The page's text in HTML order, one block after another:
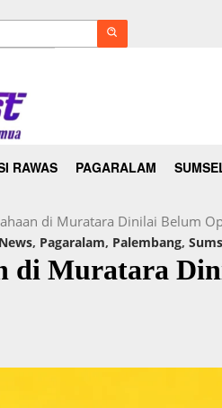
RAWAS PAGARALAM
di Muratara Dinilai Belum
News, Pagaralam, Palembang,
di Muratara